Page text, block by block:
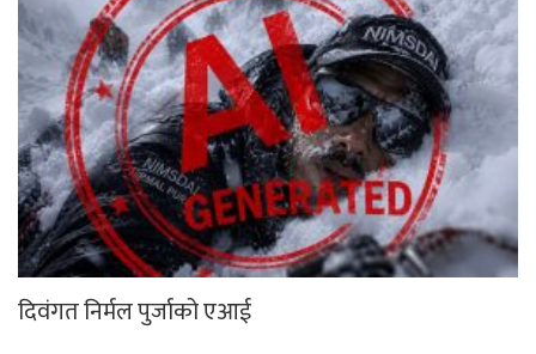
दिवंगत निर्मल पुर्जाको एआई